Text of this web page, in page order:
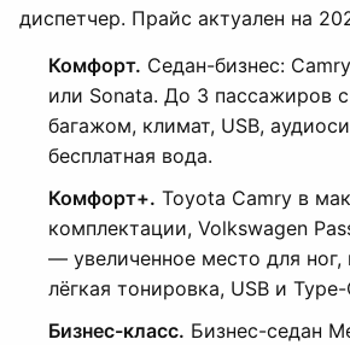
диспетчер. Прайс актуален на
Комфорт. Седан-бизнес:
или Sonata. До 3 пассажиров
багажом, климат, USB,
бесплатная вода.
Комфорт+. Toyota Camry в
комплектации, Volkswagen
— увеличенное место для ног,
лёгкая тонировка, USB и Type-
Бизнес-класс. Бизнес-седан